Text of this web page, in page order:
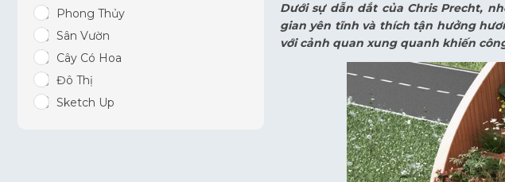
Phong Thủy
Sân Vườn
Cây Có Hoa
Đô Thị
Sketch Up
Dưới sự dẫn dắt của Chris Precht,
gian yên tĩnh và thích tận hưởng
với cảnh quan xung quanh khiến